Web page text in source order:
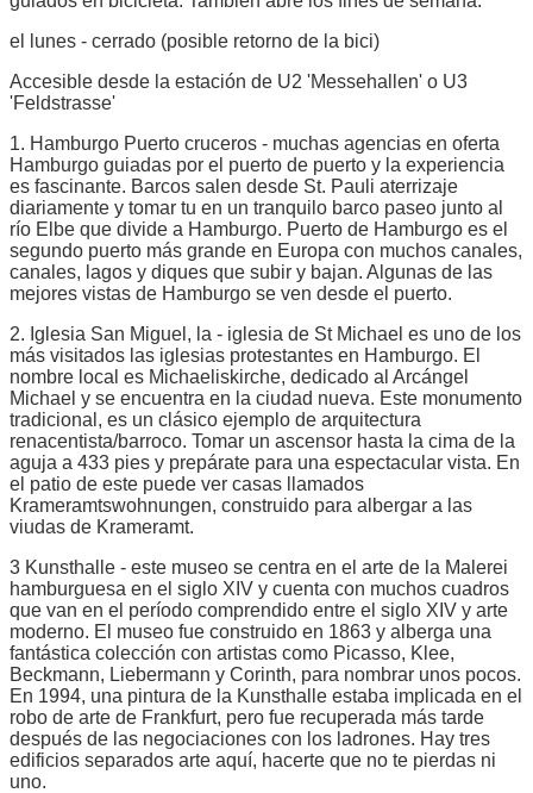
el lunes - cerrado (posible retorno de la bici)
Accesible desde la estación de U2 'Messehallen' o U3
'Feldstrasse'
1. Hamburgo Puerto cruceros - muchas agencias en oferta
Hamburgo guiadas por el puerto de puerto y la experiencia
es fascinante. Barcos salen desde St. Pauli aterrizaje
diariamente y tomar tu en un tranquilo barco paseo junto al
río Elbe que divide a Hamburgo. Puerto de Hamburgo es el
segundo puerto más grande en Europa con muchos canales,
canales, lagos y diques que subir y bajan. Algunas de las
mejores vistas de Hamburgo se ven desde el puerto.
2. Iglesia San Miguel, la - iglesia de St Michael es uno de los
más visitados las iglesias protestantes en Hamburgo. El
nombre local es Michaeliskirche, dedicado al Arcángel
Michael y se encuentra en la ciudad nueva. Este monumento
tradicional, es un clásico ejemplo de arquitectura
renacentista/barroco. Tomar un ascensor hasta la cima de la
aguja a 433 pies y prepárate para una espectacular vista. En
el patio de este puede ver casas llamados
Krameramtswohnungen, construido para albergar a las
viudas de Krameramt.
3 Kunsthalle - este museo se centra en el arte de la Malerei
hamburguesa en el siglo XIV y cuenta con muchos cuadros
que van en el período comprendido entre el siglo XIV y arte
moderno. El museo fue construido en 1863 y alberga una
fantástica colección con artistas como Picasso, Klee,
Beckmann, Liebermann y Corinth, para nombrar unos pocos.
En 1994, una pintura de la Kunsthalle estaba implicada en el
robo de arte de Frankfurt, pero fue recuperada más tarde
después de las negociaciones con los ladrones. Hay tres
edificios separados arte aquí, hacerte que no te pierdas ni
uno.